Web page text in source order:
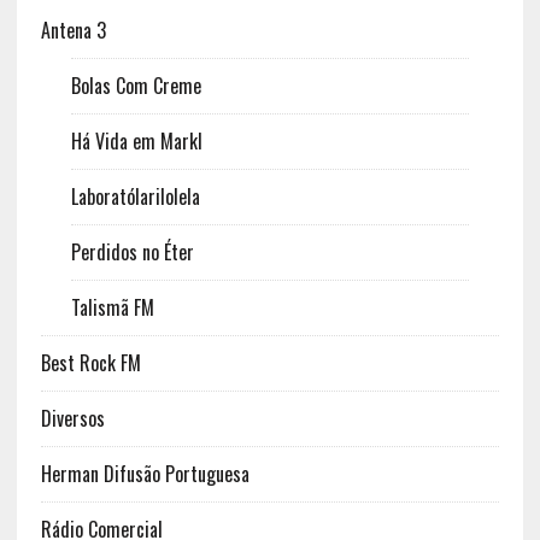
Antena 3
Bolas Com Creme
Há Vida em Markl
Laboratólarilolela
Perdidos no Éter
Talismã FM
Best Rock FM
Diversos
Herman Difusão Portuguesa
Rádio Comercial